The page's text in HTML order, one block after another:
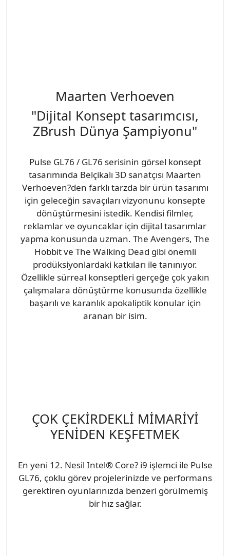
Maarten Verhoeven
"Dijital Konsept tasarımcısı,
ZBrush Dünya Şampiyonu"
Pulse GL76 / GL76 serisinin görsel konsept
tasarımında Belçikalı 3D sanatçısı Maarten
Verhoeven?den farklı tarzda bir ürün tasarımı
için geleceğin savaçıları vizyonunu konsepte
dönüştürmesini istedik. Kendisi filmler,
reklamlar ve oyuncaklar için dijital tasarımlar
yapma konusunda uzman. The Avengers, The
Hobbit ve The Walking Dead gibi önemli
prodüksiyonlardaki katkıları ile tanınıyor.
Özellikle sürreal konseptleri gerçeğe çok yakın
çalışmalara dönüştürme konusunda özellikle
başarılı ve karanlık apokaliptik konular için
aranan bir isim.
ÇOK ÇEKİRDEKLİ MİMARİYİ
YENİDEN KEŞFETMEK
En yeni 12. Nesil Intel® Core? i9 işlemci ile Pulse
GL76, çoklu görev projelerinizde ve performans
gerektiren oyunlarınızda benzeri görülmemiş
bir hız sağlar.